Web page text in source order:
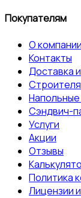
Покупателям
О компании
Контакты
Доставка
Сэндвич-
Услуги
Акции
Отзывы
Политика
Лицензии